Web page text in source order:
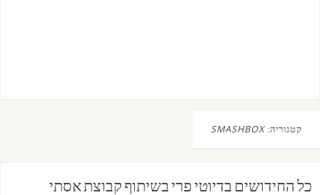
קטגוריה:SMASHBOX
כל החידושים בדיוטי פרי בשיתוף קבוצת אסתי